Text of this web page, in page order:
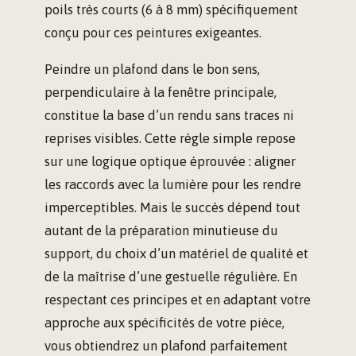
poils très courts (6 à 8 mm) spécifiquement
conçu pour ces peintures exigeantes.
Peindre un plafond dans le bon sens,
perpendiculaire à la fenêtre principale,
constitue la base d’un rendu sans traces ni
reprises visibles. Cette règle simple repose
sur une logique optique éprouvée : aligner
les raccords avec la lumière pour les rendre
imperceptibles. Mais le succès dépend tout
autant de la préparation minutieuse du
support, du choix d’un matériel de qualité et
de la maîtrise d’une gestuelle régulière. En
respectant ces principes et en adaptant votre
approche aux spécificités de votre pièce,
vous obtiendrez un plafond parfaitement